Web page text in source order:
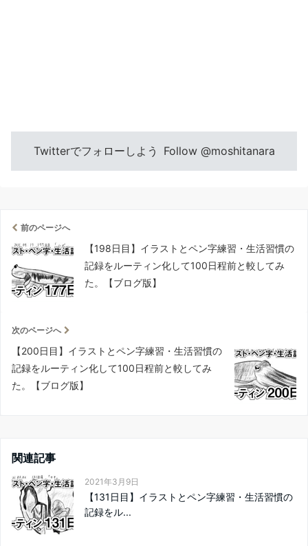
Twitterでフォローしよう Follow @moshitanara
前のページへ
【198日目】イラストとペン字練習・生活習慣の
記録をルーティン化して100日程前と較してみ
た。【ブログ版】
次のページへ
【200日目】イラストとペン字練習・生活習慣の
記録をルーティン化して100日程前と較してみ
た。【ブログ版】
関連記事
2021年3月9日
【131日目】イラストとペン字練習・生活習慣の
記録をル...